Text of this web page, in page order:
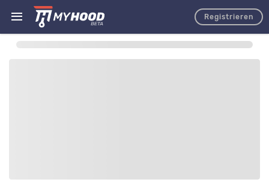
Registrieren